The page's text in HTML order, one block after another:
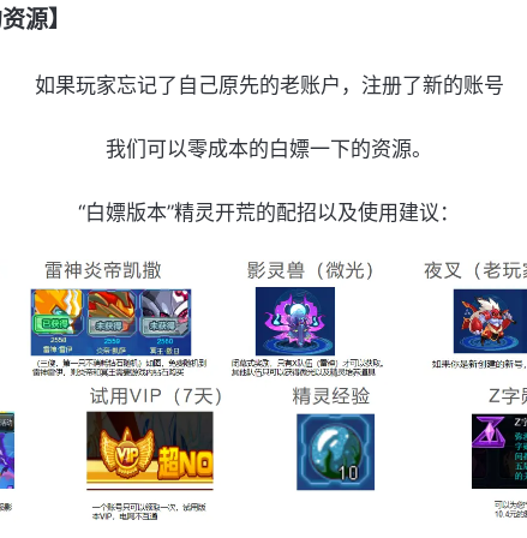
源】
如果玩家忘记了自己原先的老账户，注册了新的账号
我们可以零成本的白嫖一下的资源。
“白嫖版本”精灵开荒的配招以及使用建议：